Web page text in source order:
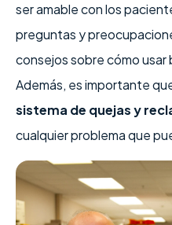
ser amable con los
preguntas y
consejos sobre cómo usar
Además, es importante
sistema de quejas y
cualquier problema que